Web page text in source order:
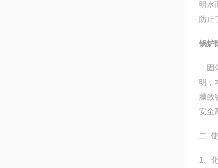
明水
防止
锅炉
固
明，
膜致
安全
二
1、